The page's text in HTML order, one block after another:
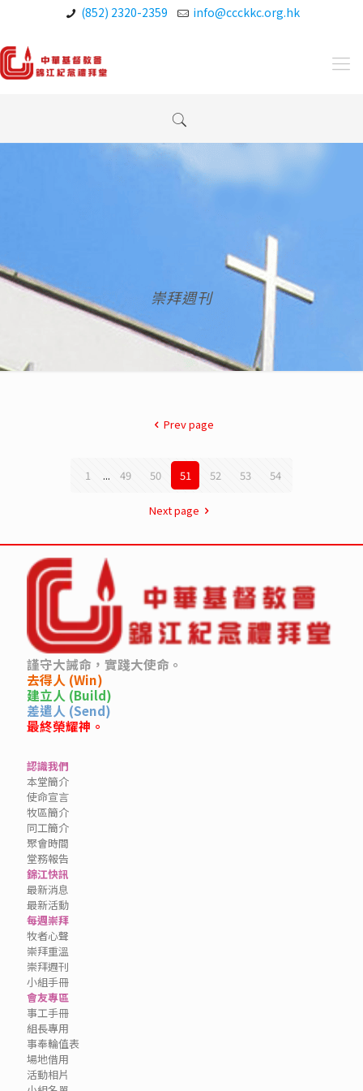
(852) 2320-2359 info@ccckkc.org.hk
崇拜週刊
Prev page
1 ... 49 50 51 52 53 54
Next page
謹守大誡命，實踐大使命。
去得人 (Win)
建立人 (Build)
差遣人 (Send)
最終榮耀神。
認識我們
本堂簡介
使命宣言
牧區簡介
同工簡介
聚會時間
堂務報告
錦江快訊
最新消息
最新活動
每週崇拜
牧者心聲
崇拜重溫
崇拜週刊
小組手冊
會友專區
事工手冊
組長專用
事奉輪值表
場地借用
活動相片